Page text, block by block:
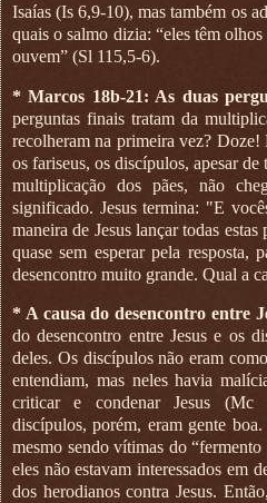
Isaías (Is 6,9-10), mas também os
quais o salmo dizia: “eles têm
ouvem” (Sl 115,5-6).
* Marcos 18b-21: As duas
perguntas finais tratam da
recolheram na primeira vez? Doze!
os fariseus, os discípulos, apesar
multiplicação dos pães, não
significado. Jesus termina: "E
maneira de Jesus lançar todas
quase sem esperar pela resposta,
desencontro muito grande. Qual a
* A causa do desencontro entre
do desencontro entre Jesus e os
deles. Os discípulos não eram
entendiam, mas neles havia
criticar e condenar Jesus (Mc
discípulos, porém, eram gente
mesmo sendo vítimas do
eles não estavam interessados em
dos herodianos contra Jesus.